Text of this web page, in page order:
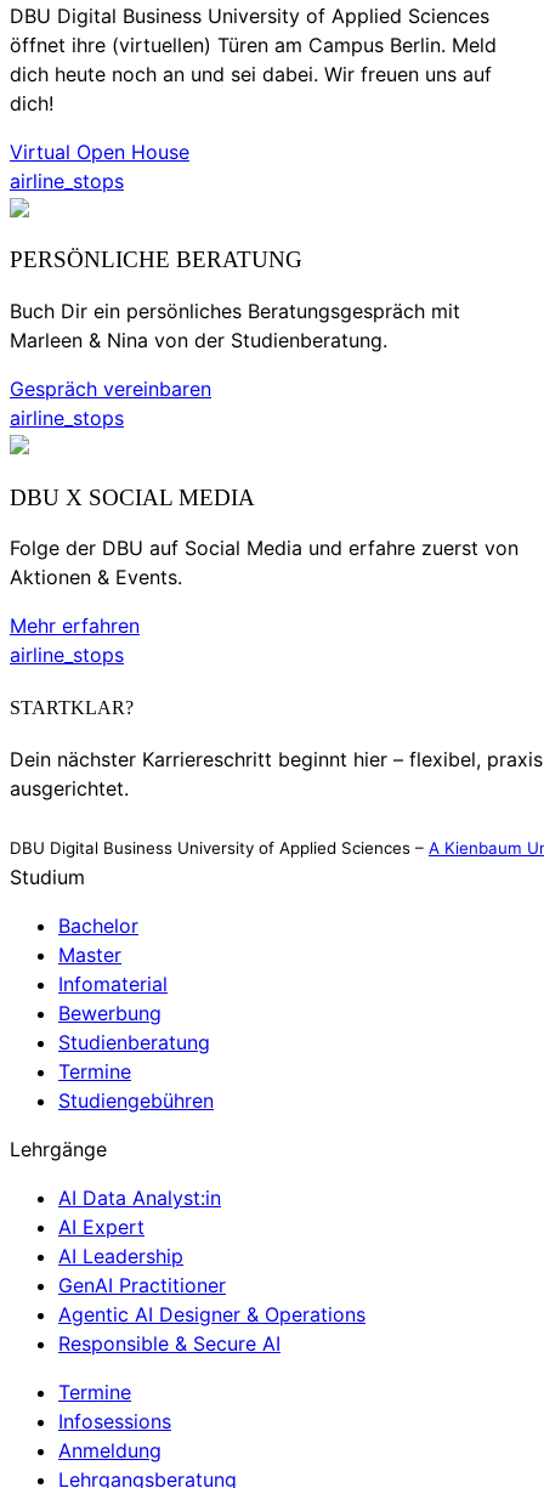
DBU Digital Business University of Applied Sciences
öffnet ihre (virtuellen) Türen am Campus Berlin. Meld
dich heute noch an und sei dabei. Wir freuen uns auf
dich!
Virtual Open House
airline_stops
PERSÖNLICHE BERATUNG
Buch Dir ein persönliches Beratungsgespräch mit
Marleen & Nina von der Studienberatung.
Gespräch vereinbaren
airline_stops
DBU X SOCIAL MEDIA
Folge der DBU auf Social Media und erfahre zuerst von
Aktionen & Events.
Mehr erfahren
airline_stops
STARTKLAR?
Dein nächster Karriereschritt beginnt hier – flexibel,
ausgerichtet.
DBU Digital Business University of Applied Sciences – A Kienbaum
Studium
Bachelor
Master
Infomaterial
Bewerbung
Studienberatung
Termine
Studiengebühren
Lehrgänge
AI Data Analyst:in
AI Expert
AI Leadership
GenAI Practitioner
Agentic AI Designer & Operations
Responsible & Secure AI
Termine
Infosessions
Anmeldung
Lehrgangsberatung